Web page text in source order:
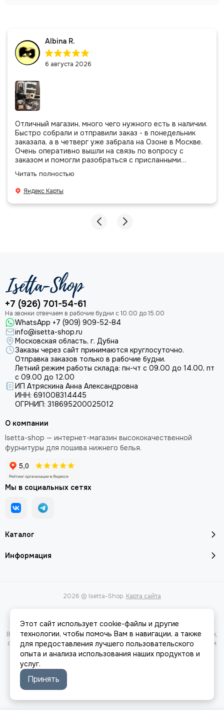
Albina R.
6 августа 2026
Отличный магазин, много чего нужного есть в наличии.
Быстро собрали и отправили заказ - в понедельник
заказала, а в четверг уже забрала на Озоне в Москве.
Очень оперативно вышли на связь по вопросу с
заказом и помогли разобраться с присланными
даже есть подарочек, очень приятно. Спасибо
большое команде!
Читать полностью
Яндекс Карты
+7 (926) 701-54-61
WhatsApp +7 (909) 909-52-84
info@isetta-shop.ru
Московская область, г. Дубна
Заказы через сайт принимаются круглосуточно.
Отправка заказов только в рабочие будни.
Летний режим работы склада: пн-чт с 09.00 до 14.00, пт
с 09.00 до 12.00
ИП Атряскина Анна Александровна
ИНН: 691008314445
ОГРНИП: 318695200025012
Каталог
Информация
О компании
Isetta-shop — интернет-магазин высококачественной
фурнитуры для пошива нижнего белья.
Мы в социальных сетях
2026 © Isetta-Shop. Карта сайта
Вся представленная на сайте информация, касающаяся характеристик,
стоимости товаров и услуг, носит информационный характер и ни при
каких условиях не является публичной офертой, определяемой
положениями Статьи 437(2) Гражданского кодекса РФ.
Этот сайт использует cookie-файлы и другие
технологии, чтобы помочь Вам в навигации, а также
для предоставления лучшего пользовательского
опыта и анализа использования наших продуктов и
услуг.
Принять